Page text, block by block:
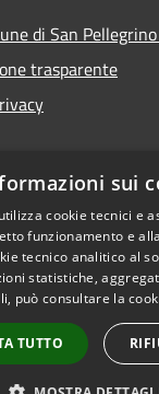
di San
trasparente
di accessibilitàsui
cookie tecnici e
funzionamento e
tecnico analitico al
statistiche,
può consultare la
TUTTO